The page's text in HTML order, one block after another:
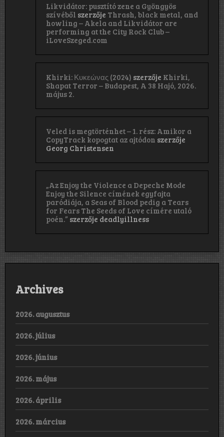
Likvidátor: pusztító zene a Gyöngyös
szívéből szerzője Thrash, black metal, and
howling – Akela and Likvidátor are
performing at the City Rock Club –
iLoveSzeged.com
Khirki: Κ​υ​κ​ε​ώ​ν​α​ς (2024) szerzője Khirki,
Shapat Terror – Budapest, A 38 Hajó, 2026.
május 2.
Veled is megtörténhet – 1. rész: Amikor a
CopyTrack kopogtat az ajtódon szerzője
Georg Christensen
„Az Enjoy the Violence a Depeche Mode
Enjoy the Silence címének egyfajta
paródiája, a Seas of Blood pedig a Tears
for Fears The Seeds of Love címére utaló
poén.” szerzője deadlyillness
Archives
2026. augusztus
2026. július
2026. június
2026. május
2026. április
2026. március